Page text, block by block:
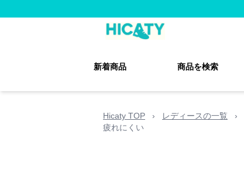
新着商品 商品を検索
Hicaty TOP › レディースの一覧 ›
疲れにくい